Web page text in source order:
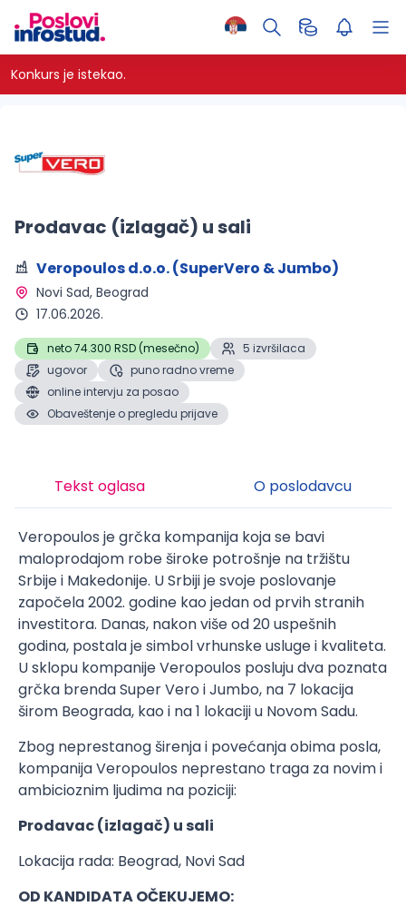
Konkurs je istekao.
Prodavac (izlagač) u sali
Veropoulos d.o.o. (SuperVero & Jumbo)
Novi Sad, Beograd
17.06.2026.
neto 74.300 RSD (mesečno)
5 izvršilaca
ugovor
puno radno vreme
online intervju za posao
Obaveštenje o pregledu prijave
Tekst oglasa O poslodavcu
Veropoulos je grčka kompanija koja se bavi
maloprodajom robe široke potrošnje na tržištu
Srbije i Makedonije. U Srbiji je svoje poslovanje
započela 2002. godine kao jedan od prvih stranih
investitora. Danas, nakon više od 20 uspešnih
godina, postala je simbol vrhunske usluge i kvaliteta.
U sklopu kompanije Veropoulos posluju dva poznata
grčka brenda Super Vero i Jumbo, na 7 lokacija
širom Beograda, kao i na 1 lokaciji u Novom Sadu.
Zbog neprestanog širenja i povećanja obima posla,
kompanija Veropoulos neprestano traga za novim i
ambicioznim ljudima na poziciji:
Prodavac (izlagač) u sali
Lokacija rada: Beograd, Novi Sad
OD KANDIDATA OČEKUJEMO: